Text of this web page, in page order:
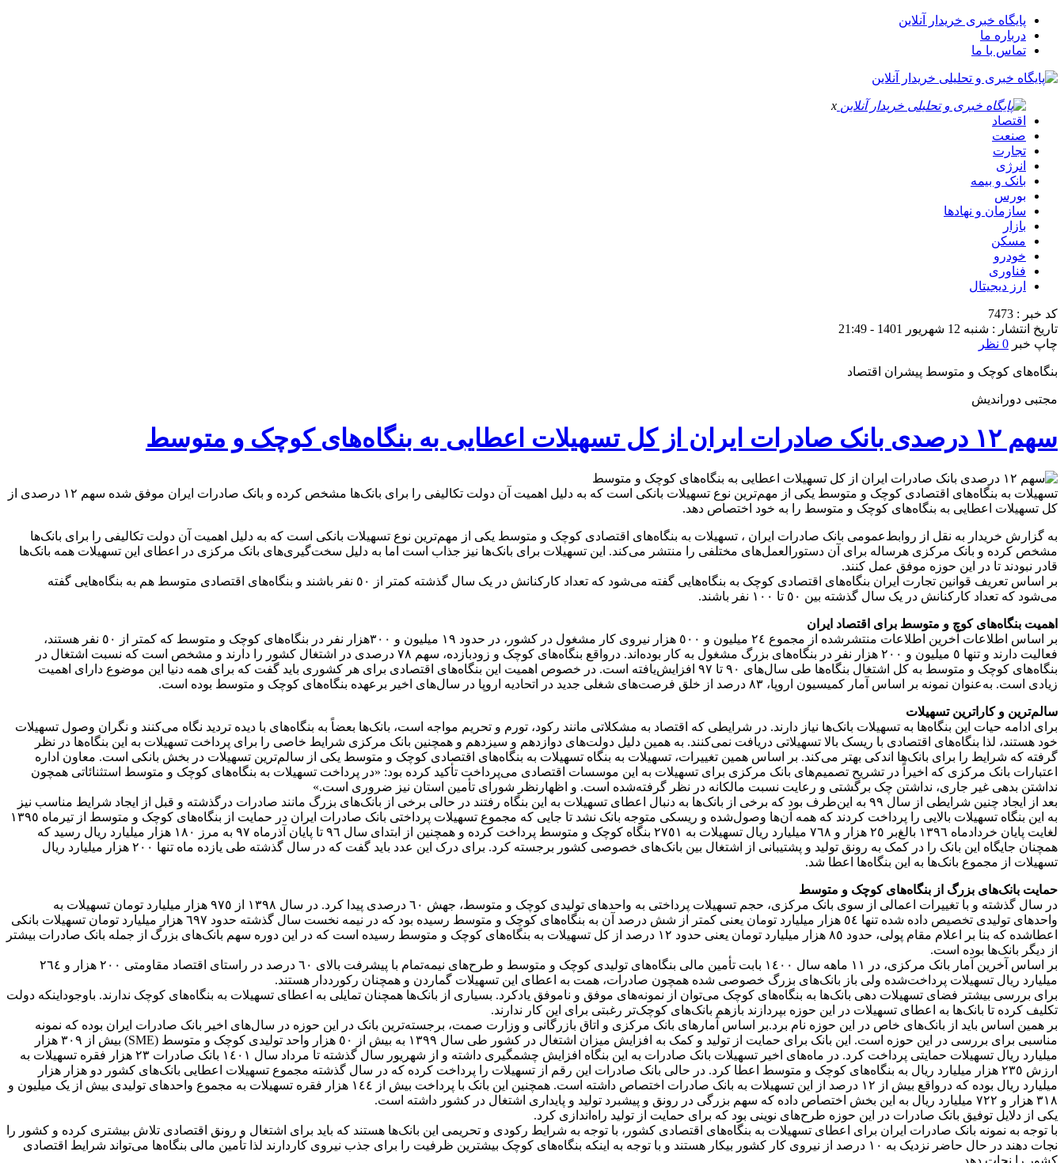
پایگاه خبری خریدار آنلاین
درباره ما
تماس با ما
x
اقتصاد
صنعت
تجارت
انرژی
بانک و بیمه
بورس
سازمان و نهادها
بازار
مسکن
خودرو
فناوری
ارز دیجیتال
کد خبر : 7473
تاریخ انتشار : شنبه 12 شهریور 1401 - 21:49
چاپ خبر 0 نظر
بنگاه‌های کوچک و متوسط پیشران اقتصاد
مجتبی دوراندیش
سهم ١٢ درصدی بانک صادرات ایران از کل تسهیلات اعطایی به بنگاه‌های کوچک و متوسط
​​تسهیلات به بنگاه‌های اقتصادی کوچک و متوسط یکی از مهم‌ترین نوع تسهیلات بانکی است که به دلیل اهمیت آن دولت تکالیفی را برای بانک‌ها مشخص کرده و بانک صادرات ایران موفق شده سهم ١٢ درصدی از
کل تسهیلات اعطایی به بنگاه‌های کوچک و متوسط را به خود اختصاص دهد.
به گزارش خریدار به نقل از روابط‌عمومی بانک صادرات ایران ، تسهیلات به بنگاه‌های اقتصادی کوچک و متوسط یکی از مهم‌ترین نوع تسهیلات بانکی است که به دلیل اهمیت آن دولت تکالیفی را برای بانک‌ها
مشخص کرده و بانک مرکزی هرساله برای آن دستورالعمل‌های مختلفی را منتشر می‌کند. این تسهیلات برای بانک‌ها نیز جذاب است اما به دلیل سخت‌گیری‌های بانک مرکزی در اعطای این تسهیلات همه بانک‌ها
قادر نبودند تا در این حوزه موفق عمل کنند.
بر اساس تعریف قوانین تجارت ایران بنگاه‌های اقتصادی کوچک به بنگاه‌هایی گفته می‌شود که تعداد کارکنانش در یک سال گذشته کمتر از ٥٠ نفر باشند و بنگاه‌های اقتصادی متوسط هم به بنگاه‌هایی گفته
می‌شود که تعداد کارکنانش در یک سال گذشته بین ٥٠ تا ١٠٠ نفر باشند.
اهمیت بنگاه‌های کوچ و متوسط برای اقتصاد ایران
بر اساس اطلاعات آخرین اطلاعات منتشرشده از مجموع ٢٤ میلیون و ٥٠٠ هزار نیروی کار مشغول در کشور، در حدود ١٩ میلیون و ٣٠٠هزار نفر در بنگاه‌های کوچک و متوسط که کمتر از ٥٠ نفر هستند،
فعالیت دارند و تنها ٥ میلیون و ٢٠٠ هزار نفر در بنگاه‌های بزرگ مشغول به کار بوده‌اند. درواقع بنگاه‌های کوچک و زودبازده، سهم ٧٨ درصدی در اشتغال کشور را دارند و مشخص است که نسبت اشتغال در
بنگاه‌های کوچک و متوسط به کل اشتغال بنگاه‌ها طی سال‌های ٩٠ تا ٩٧ افزایش‌یافته است. در خصوص اهمیت این بنگاه‌های اقتصادی برای هر کشوری باید گفت که برای همه دنیا این موضوع دارای اهمیت
زیادی است. به‌عنوان نمونه بر اساس آمار کمیسیون اروپا، ٨٣ درصد از خلق فرصت‌های شغلی جدید در اتحادیه اروپا در سال‌های اخیر برعهده بنگاه‌های کوچک و متوسط بوده است.
سالم‌ترین و کاراترین تسهیلات
برای ادامه حیات این بنگاه‌ها به تسهیلات بانک‌ها نیاز دارند. در شرایطی که اقتصاد به مشکلاتی مانند رکود، تورم و تحریم مواجه است، بانک‌ها بعضاً به بنگاه‌های با دیده تردید نگاه می‌کنند و نگران وصول تسهیلات
خود هستند، لذا بنگاه‌های اقتصادی با ریسک بالا تسهیلاتی دریافت نمی‌کنند. به همین دلیل دولت‌های دوازدهم و سیزدهم و همچنین بانک مرکزی شرایط خاصی را برای پرداخت تسهیلات به این بنگاه‌ها در نظر
گرفته که شرایط را برای بانک‌ها اندکی بهتر می‌کند. بر اساس همین تغییرات، تسهیلات به بنگاه تسهیلات به بنگاه‌های اقتصادی کوچک و متوسط یکی از سالم‌ترین تسهیلات در بخش بانکی است. معاون اداره
اعتبارات بانک مرکزی که اخیراً در تشریح تصمیم‌های بانک مرکزی برای تسهیلات به این موسسات اقتصادی می‌پرداخت تأکید کرده بود: «در پرداخت تسهیلات به بنگاه‌های کوچک و متوسط استثنائاتی همچون
نداشتن بدهی غیر جاری، نداشتن چک برگشتی و رعایت نسبت مالکانه در نظر گرفته‌شده است. و اظهارنظر شورای تأمین استان نیز ضروری است.»
بعد از ایجاد چنین شرایطی از سال ٩٩ به این‌طرف بود که برخی از بانک‌ها به دنبال اعطای تسهیلات به این بنگاه رفتند در حالی برخی از بانک‌های بزرگ مانند صادرات درگذشته و قبل از ایجاد شرایط مناسب نیز
به این بنگاه تسهیلات بالایی را پرداخت کردند که همه آن‌ها وصول‌شده و ریسکی متوجه بانک نشد تا جایی که مجموع تسهیلات پرداختی بانک صادرات ایران در حمایت از بنگاه‌های کوچک و متوسط از تیرماه ١٣٩٥
لغایت پایان خردادماه ١٣٩٦ بالغ‌بر ٢٥ هزار و ٧٦٨ میلیارد ریال تسهیلات به ٢٧٥١ بنگاه کوچک و متوسط پرداخت کرده و همچنین از ابتدای سال ٩٦ تا پایان آذرماه ٩٧ به مرز ١٨٠ هزار میلیارد ریال رسید که
همچنان جایگاه این بانک را در کمک به رونق تولید و پشتیبانی از اشتغال بین بانک‌های خصوصی کشور برجسته کرد. برای درک این عدد باید گفت که در سال گذشته طی یازده ماه تنها ٢٠٠ هزار میلیارد ریال
تسهیلات از مجموع بانک‌ها به این بنگاه‌ها اعطا شد.
حمایت بانک‌های بزرگ از بنگاه‌های کوچک و متوسط
در سال گذشته و با تغییرات اعمالی از سوی بانک مرکزی، حجم تسهیلات پرداختی به واحدهای تولیدی کوچک و متوسط، جهش ٦٠ درصدی پیدا کرد. در سال ١٣٩٨ از ٩٧٥ هزار میلیارد تومان تسهیلات به
واحدهای تولیدی تخصیص داده شده تنها ٥٤ هزار میلیارد تومان یعنی کمتر از شش درصد آن به بنگاه‌های کوچک و متوسط رسیده بود که در نیمه نخست سال گذشته حدود ٦٩٧ هزار میلیارد تومان تسهیلات بانکی
اعطاشده که بنا بر اعلام مقام پولی، حدود ٨٥ هزار میلیارد تومان یعنی حدود ١٢ درصد از کل تسهیلات به بنگاه‌های کوچک و متوسط رسیده است که در این دوره سهم بانک‌های بزرگ از جمله بانک صادرات بیشتر
از دیگر بانک‌ها بوده است.
بر اساس آخرین آمار بانک مرکزی، در ١١ ماهه سال ١٤٠٠ بابت تأمین مالی بنگاه‌های تولیدی کوچک و متوسط و طرح‌های نیمه‌تمام با پیشرفت بالای ٦٠ درصد در راستای اقتصاد مقاومتی ٢٠٠ هزار و ٢٦٤
میلیارد ریال تسهیلات پرداخت‌شده ولی باز بانک‌های بزرگ خصوصی شده همچون صادرات، همت به اعطای این تسهیلات گماردن و همچنان رکورددار هستند.
برای بررسی بیشتر فضای تسهیلات دهی بانک‌ها به بنگاه‌های کوچک می‌توان از نمونه‌های موفق و ناموفق یادکرد. بسیاری از بانک‌ها همچنان تمایلی به اعطای تسهیلات به بنگاه‌های کوچک ندارند. باوجوداینکه دولت
تکلیف کرده تا بانک‌ها به اعطای تسهیلات در این حوزه بپردازند بازهم بانک‌های کوچک‌تر رغبتی برای این کار ندارند.
بر همین اساس باید از بانک‌های خاص در این حوزه نام برد.بر اساس آمارهای بانک مرکزی و اتاق بازرگانی و وزارت صمت، برجسته‌ترین بانک در این حوزه در سال‌های اخیر بانک صادرات ایران بوده که نمونه
مناسبی برای بررسی در این حوزه است. این بانک برای حمایت از تولید و کمک به افزایش میزان اشتغال در کشور طی سال ١٣٩٩ به بیش از ٥٠ هزار واحد تولیدی کوچک و متوسط (SME) بیش از ٣٠٩ هزار
میلیارد ریال تسهیلات حمایتی پرداخت کرد. در ماه‌های اخیر تسهیلات بانک صادرات به این بنگاه افزایش چشمگیری داشته و از شهریور سال گذشته تا مرداد سال ١٤٠١ بانک صادرات ٢٣ هزار فقره تسهیلات به
ارزش ٢٣٥ هزار میلیارد ریال به بنگاه‌های کوچک و متوسط اعطا کرد. در حالی بانک صادرات این رقم از تسهیلات را پرداخت کرده که در سال گذشته مجموع تسهیلات اعطایی بانک‌های کشور دو هزار هزار
میلیارد ریال بوده که درواقع بیش از ١٢ درصد از این تسهیلات به بانک صادرات اختصاص داشته است. همچنین این بانک با پرداخت بیش از ١٤٤ هزار فقره تسهیلات به مجموع واحدهای تولیدی بیش از یک میلیون و
٣١٨ هزار و ٧٢٢ میلیارد ریال به این بخش اختصاص داده که سهم بزرگی در رونق و پیشبرد تولید و پایداری اشتغال در کشور داشته است.
یکی از دلایل توفیق بانک صادرات در این حوزه طرح‌های نوینی بود که برای حمایت از تولید راه‌اندازی کرد.
با توجه به نمونه بانک صادرات ایران برای اعطای تسهیلات به بنگاه‌های اقتصادی کشور، با توجه به شرایط رکودی و تحریمی این بانک‌ها هستند که باید برای اشتغال و رونق اقتصادی تلاش بیشتری کرده و کشور را
نجات دهند در حال حاضر نزدیک به ١٠ درصد از نیروی کار کشور بیکار هستند و با توجه به اینکه بنگاه‌های کوچک بیشترین ظرفیت را برای جذب نیروی کاردارند لذا تأمین مالی بنگاه‌ها می‌تواند شرایط اقتصادی
کشور را نجات دهد.​​